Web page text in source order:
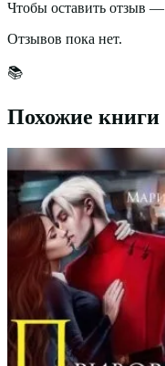
Чтобы оставить отзыв —
Отзывов пока нет.
📚
Похожие книги